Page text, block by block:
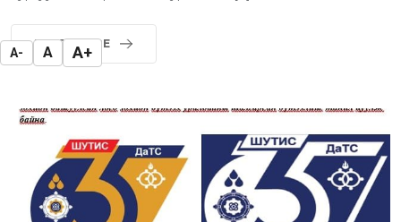
READ MORE
A- A A+